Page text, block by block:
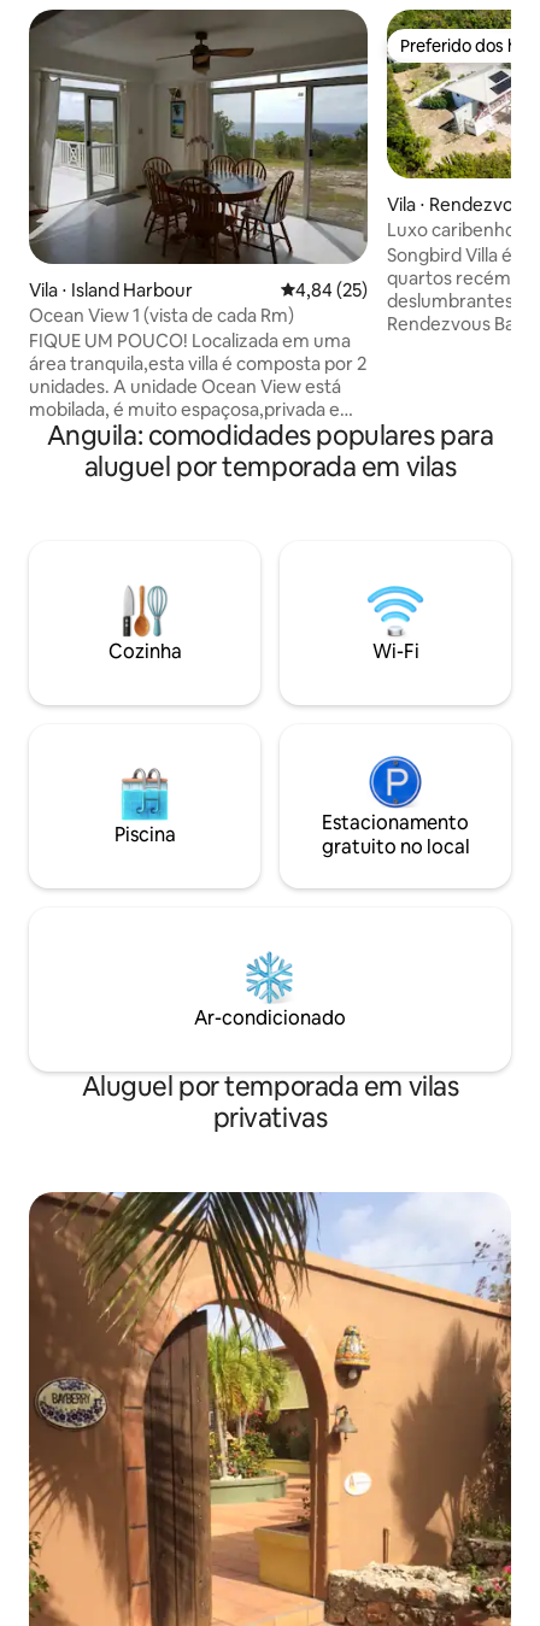
Vila ⋅ Island Harbour 4,84 de uma avaliação média
4,84 (25)
Ocean View 1 (vista de cada Rm)
FIQUE UM POUCO! Localizada em uma
área tranquila,esta villa é composta por 2
unidades. A unidade Ocean View está
mobilada, é muito espaçosa,privada e
tem ar condicionado em uma crista com
vista para o mar. WiFi. Obturadores de
furacão. Desfrute de vista para o mar
Cozinha com eletrodomésticos e
máquina de lavar louça. Dois
supermercados a apenas 2-5 minutos de
carro. A 10 minutos da mundialmente
para conforto contínuo e WiFi.
Preferido dos
Preferido dos
Vila ⋅ Rendezvous
Luxo caribenho
com piscina e
Songbird Villa é
quartos recém-
deslumbrantes
Rendezvous Bay.
solteiro), uma
privativa, uma
churrasqueira ao
principais praias,
noturna de
Anguila: comodidades populares para
aluguel por temporada em vilas
Cozinha Wi-Fi
Piscina
Estacionamento
gratuito no local
Ar-condicionado
Aluguel por temporada em vilas
privativas